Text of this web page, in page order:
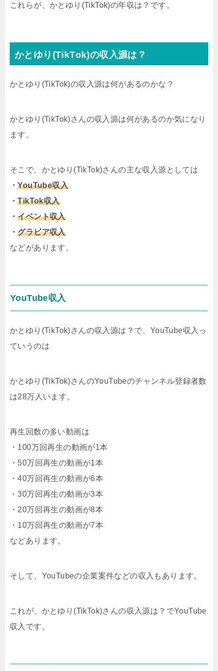
これらが、かとゆり(TikTok)の年収は？です。
かとゆり(TikTok)の収入源は？
かとゆり(TikTok)の収入源は何があるのかな？
かとゆり(TikTok)さんの収入源は何があるのか気になり
ます。
そこで、かとゆり(TikTok)さんの主な収入源としては
・YouTube収入
・TikTok収入
・イベント収入
・グラビア収入
などがあります。
YouTube収入
かとゆり(TikTok)さんの収入源は？で、YouTube収入っ
ていうのは
かとゆり(TikTok)さんのYouTubeのチャンネル登録者数
は28万人います。
再生回数の多い動画は
・100万回再生の動画が1本
・50万回再生の動画が1本
・40万回再生の動画が6本
・30万回再生の動画が3本
・20万回再生の動画が8本
・10万回再生の動画が7本
などあります。
そして、YouTubeの企業案件などの収入もあります。
これが、かとゆり(TikTok)さんの収入源は？でYouTube
収入です。